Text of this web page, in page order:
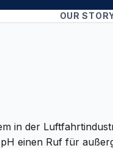
OUR
in der
einen Ruf für